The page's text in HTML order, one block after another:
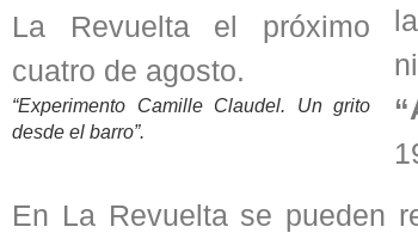
“Experimento Camille Claudel. Un grito
desde el barro”.
En La Revuelta se pueden